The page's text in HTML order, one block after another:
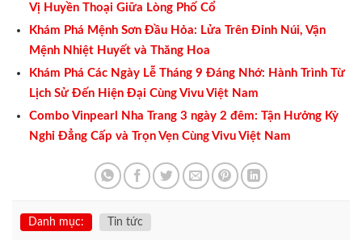
Vị Huyền Thoại Giữa Lòng Phố Cổ
Khám Phá Mệnh Sơn Đầu Hỏa: Lửa Trên Đỉnh Núi, Vận
Mệnh Nhiệt Huyết và Thăng Hoa
Khám Phá Các Ngày Lễ Tháng 9 Đáng Nhớ: Hành Trình Từ
Lịch Sử Đến Hiện Đại Cùng Vivu Việt Nam
Combo Vinpearl Nha Trang 3 ngày 2 đêm: Tận Hưởng Kỳ
Nghỉ Đẳng Cấp và Trọn Vẹn Cùng Vivu Việt Nam
Danh mục: Tin tức